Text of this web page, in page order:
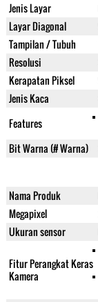
Jenis Layar
Layar Diagonal
Tampilan / Tubuh
Resolusi
Kerapatan Piksel
Jenis Kaca
Features
Bit Warna (# Warna)
Nama Produk
Megapixel
Ukuran sensor
Fitur Perangkat Keras
Kamera